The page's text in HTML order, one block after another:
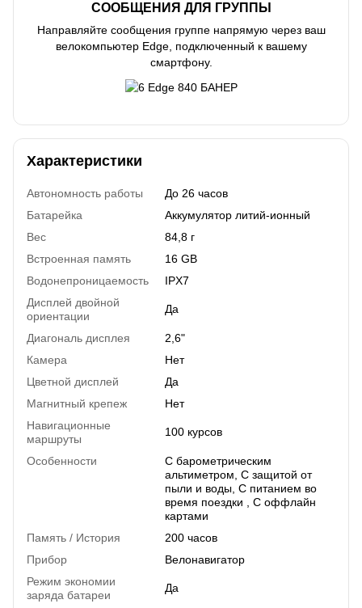
СООБЩЕНИЯ ДЛЯ ГРУППЫ
Направляйте сообщения группе напрямую через ваш
велокомпьютер Edge, подключенный к вашему
смартфону.
Характеристики
Автономность работы
До 26 часов
Батарейка
Аккумулятор литий-ионный
Вес
84,8 г
Встроенная память
16 GB
Водонепроницаемость
IPX7
Дисплей двойной
ориентации
Да
Диагональ дисплея
2,6"
Камера
Нет
Цветной дисплей
Да
Магнитный крепеж
Нет
Навигационные
маршруты
100 курсов
Особенности
С барометрическим
альтиметром, С защитой от
пыли и воды, С питанием во
время поездки , С оффлайн
картами
Память / История
200 часов
Прибор
Велонавигатор
Режим экономии
заряда батареи
Да